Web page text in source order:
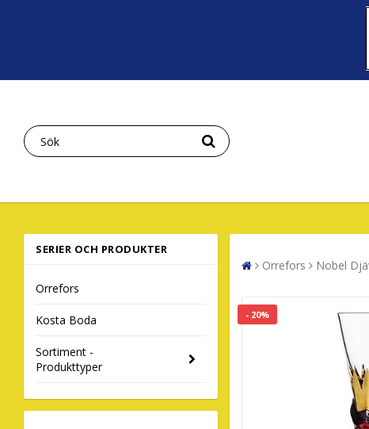
SERIER OCH PRODUKTER
Orrefors
Kosta Boda
Sortiment -
Produkttyper
Orrefors Nobel
- 20%